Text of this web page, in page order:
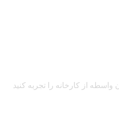
واسطه از کارخانه را تجربه کنید